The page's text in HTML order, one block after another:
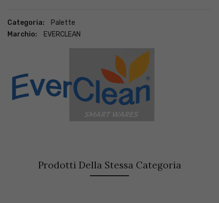
Categoria:
Palette
Marchio:
EVERCLEAN
Prodotti Della Stessa Categoria